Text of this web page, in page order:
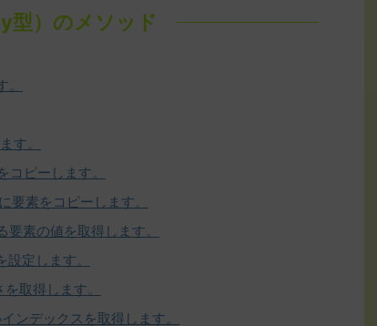
型）のメソッド
す。
ピーします。
要素をコピーします。
素の値を取得します。
定します。
取得します。
ンデックスを取得します。